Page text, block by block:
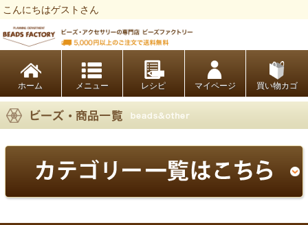
こんにちはゲストさん
ホーム レシピ マイページ 買い物カゴ